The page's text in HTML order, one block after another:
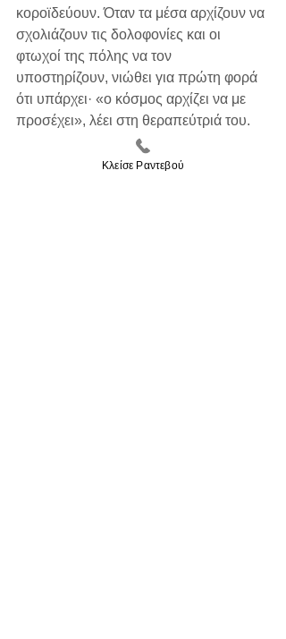
κοροϊδεύουν. Όταν τα μέσα αρχίζουν να
σχολιάζουν τις δολοφονίες και οι
φτωχοί της πόλης να τον
υποστηρίζουν, νιώθει για πρώτη φορά
ότι υπάρχει· «ο κόσμος αρχίζει να με
προσέχει», λέει στη θεραπεύτριά του.
Παλαιότερα δεν ήξερε αν πραγματικά
υπήρχε· τώρα ξέρει. Αντιμετωπίζει την
Κλείσε Ραντεβού